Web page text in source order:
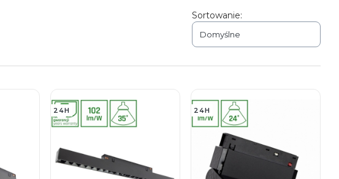
Sortowanie:
Domyślne
24H 24H